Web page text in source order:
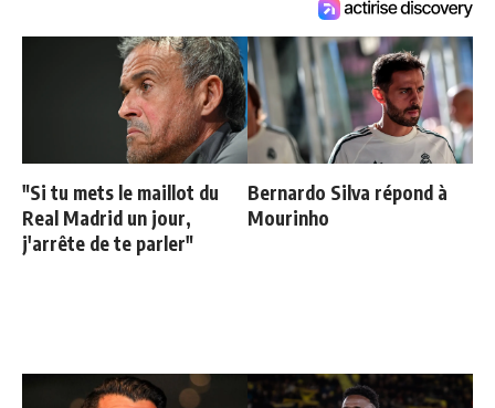
"Si tu mets le maillot du
Real Madrid un jour,
j'arrête de te parler"
Bernardo Silva répond à
Mourinho